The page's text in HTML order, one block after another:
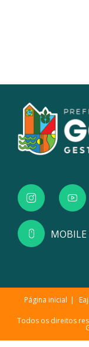
MOBILE
Página inicial
Todos os direitos